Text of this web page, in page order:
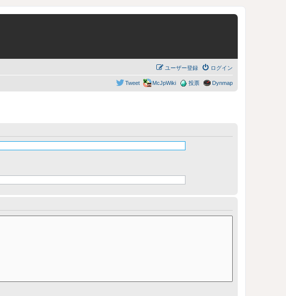
ログイン
ユーザー登録
Dynmap
投票
McJpWiki
Tweet